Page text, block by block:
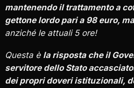
mantenendo il trattamento a
gettone lordo pari a 98 euro,
anziché le attuali 5 ore!
Questa è la risposta che il
servitore dello Stato
dei propri doveri istituzionali,